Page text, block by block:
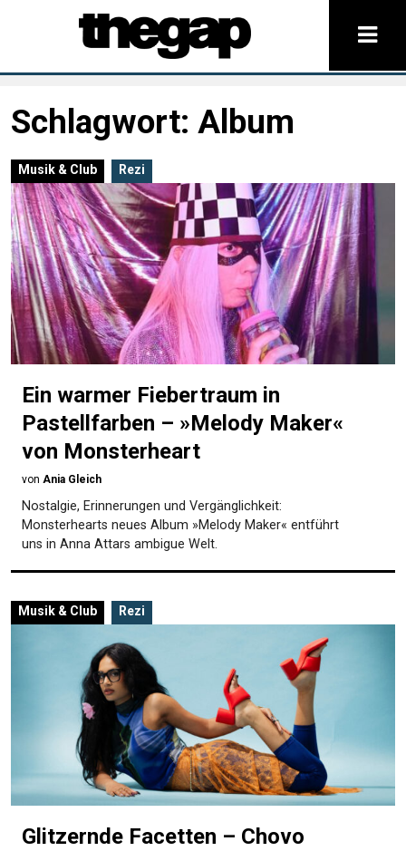
Schlagwort: Album
Musik & Club Rezi
Ein warmer Fiebertraum in
Pastellfarben – »Melody Maker«
von Monsterheart
von Ania Gleich
Nostalgie, Erinnerungen und Vergänglichkeit:
Monsterhearts neues Album »Melody Maker« entführt
uns in Anna Attars ambigue Welt.
Musik & Club Rezi
Glitzernde Facetten – Chovo